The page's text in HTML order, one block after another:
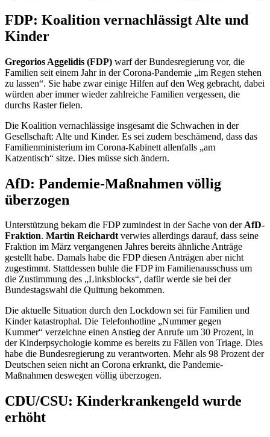
FDP: Koalition vernachlässigt Alte und
Kinder
Gregorios Aggelidis (FDP) warf der Bundesregierung vor, die
Familien seit einem Jahr in der Corona-Pandemie „im Regen stehen
zu lassen“. Sie habe zwar einige Hilfen auf den Weg gebracht, dabei
würden aber immer wieder zahlreiche Familien vergessen, die
durchs Raster fielen.
Die Koalition vernachlässige insgesamt die Schwachen in der
Gesellschaft: Alte und Kinder. Es sei zudem beschämend, dass das
Familienministerium im Corona-Kabinett allenfalls „am
Katzentisch“ sitze. Dies müsse sich ändern.
AfD: Pandemie-Maßnahmen völlig
überzogen
Unterstützung bekam die FDP zumindest in der Sache von derAfD-
Fraktion. Martin Reichardtverwies allerdings darauf, dass seine
Fraktion im März vergangenen Jahres bereits ähnliche Anträge
gestellt habe. Damals habe die FDP diesen Anträgen aber nicht
zugestimmt. Stattdessen buhle die FDP im Familienausschuss um
die Zustimmung des „Linksblocks“, dafür werde sie bei der
Bundestagswahl die Quittung bekommen.
Die aktuelle Situation durch den Lockdown sei für Familien und
Kinder katastrophal. Die Telefonhotline „Nummer gegen
Kummer“ verzeichne einen Anstieg der Anrufe um 30 Prozent, in
der Kinderpsychologie komme es bereits zu Fällen von Triage. Dies
habe die Bundesregierung zu verantworten. Mehr als 98 Prozent der
Deutschen seien nicht an Corona erkrankt, die Pandemie-
Maßnahmen deswegen völlig überzogen.
CDU/CSU: Kinderkrankengeld wurde
erhöht